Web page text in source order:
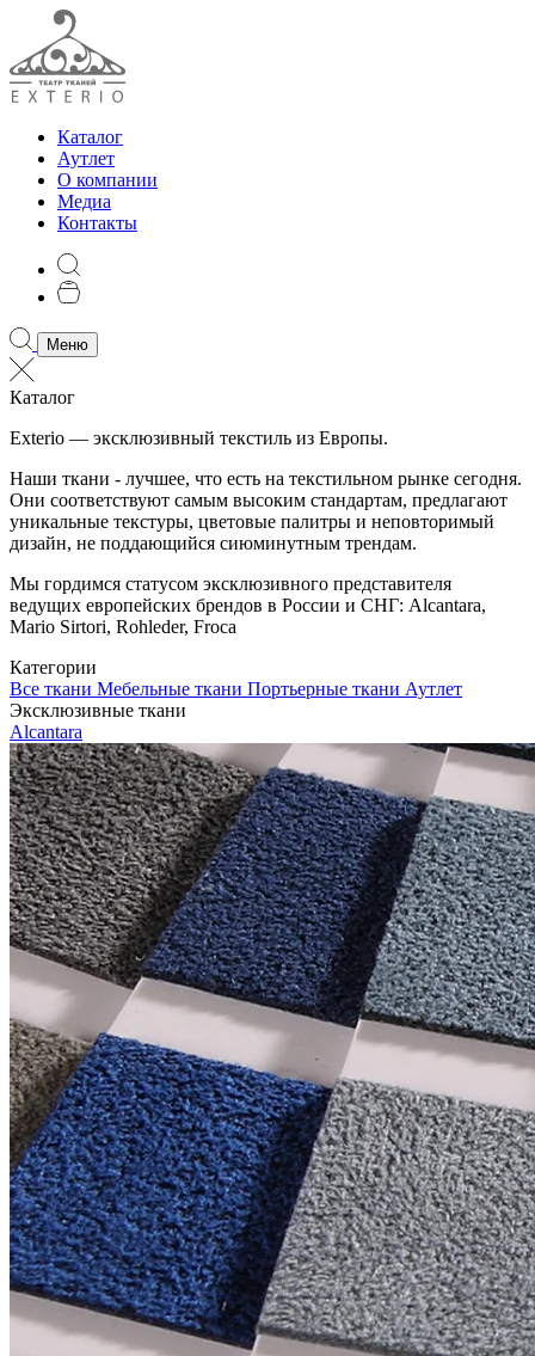
Каталог
Аутлет
О компании
Медиа
Контакты
Меню
Каталог
Exterio — эксклюзивный текстиль из Европы.
Наши ткани - лучшее, что есть на текстильном рынке сегодня.
Они соответствуют самым высоким стандартам, предлагают
уникальные текстуры, цветовые палитры и неповторимый
дизайн, не поддающийся сиюминутным трендам.
Мы гордимся статусом эксклюзивного представителя
ведущих европейских брендов в России и СНГ: Alcantara,
Mario Sirtori, Rohleder, Froca
Категории
Все ткани Мебельные ткани Портьерные ткани Аутлет
Эксклюзивные ткани
Alcantara